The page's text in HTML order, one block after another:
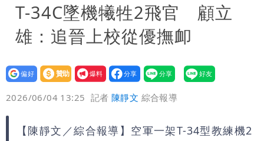
公布收入比拍戲賺更多
白海豚不放假「跟巴威差別在這裡」 蔣
萬安：這很清楚標準一致
白海豚颱風掰了！23:30氣象署解除海上
颱風警報
T-34C墜機犧牲2飛官 顧立
雄：追晉上校從優撫卹
設為
贊助
我要
爆料
2026/06/04 13:25 記者陳靜文 綜合報導
【陳靜文／綜合報導】空軍一架T-34型教練機2